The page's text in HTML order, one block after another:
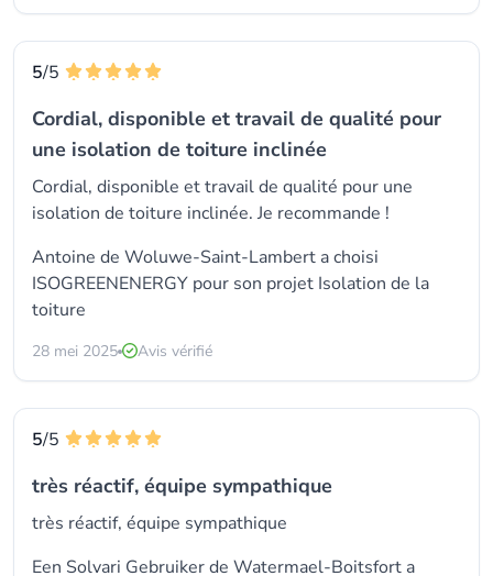
5/5
Cordial, disponible et travail de qualité pour
une isolation de toiture inclinée
Cordial, disponible et travail de qualité pour une
isolation de toiture inclinée. Je recommande !
Antoine de Woluwe-Saint-Lambert a choisi
ISOGREENENERGY pour son projet Isolation de la
toiture
28 mei 2025 Avis vérifié
5/5
très réactif, équipe sympathique
très réactif, équipe sympathique
Een Solvari Gebruiker de Watermael-Boitsfort a